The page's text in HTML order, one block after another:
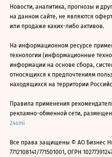
Новости, аналитика, прогнозы и
на данном сайте, не являются
или продаже каких-либо активов.
На информационном ресурсе
технологии (информационные
информации на основе сбора,
относящихся к предпочтениям
находящихся на территории
Правила применения
рекламно-обменной сети,
24smi
Все права защищены © АО Бизнес
7712108141/771501001, ОГРН